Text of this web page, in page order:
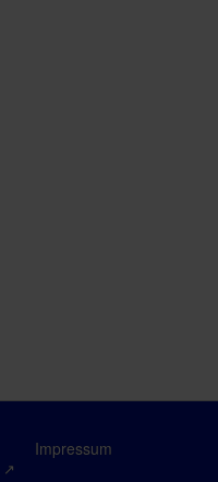
Impressum